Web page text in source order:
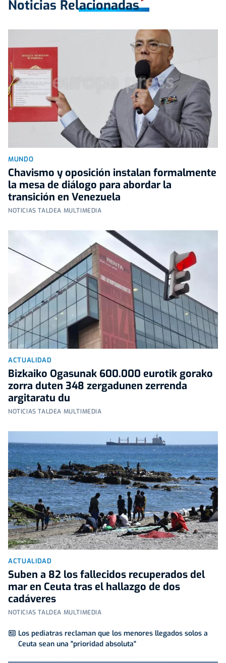
Noticias Relacionadas
MUNDO
Chavismo y oposición instalan formalmente
la mesa de diálogo para abordar la
transición en Venezuela
NOTICIAS TALDEA MULTIMEDIA
ACTUALIDAD
Bizkaiko Ogasunak 600.000 eurotik gorako
zorra duten 348 zergadunen zerrenda
argitaratu du
NOTICIAS TALDEA MULTIMEDIA
ACTUALIDAD
Suben a 82 los fallecidos recuperados del
mar en Ceuta tras el hallazgo de dos
cadáveres
NOTICIAS TALDEA MULTIMEDIA
Los pediatras reclaman que los menores llegados solos a
Ceuta sean una "prioridad absoluta"